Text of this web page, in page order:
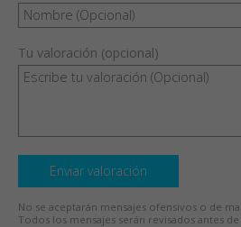
Tu valoración (opcional)
Enviar valoración
No se aceptarán mensajes ofensivos o de
Todos los mensajes serán revisados antes